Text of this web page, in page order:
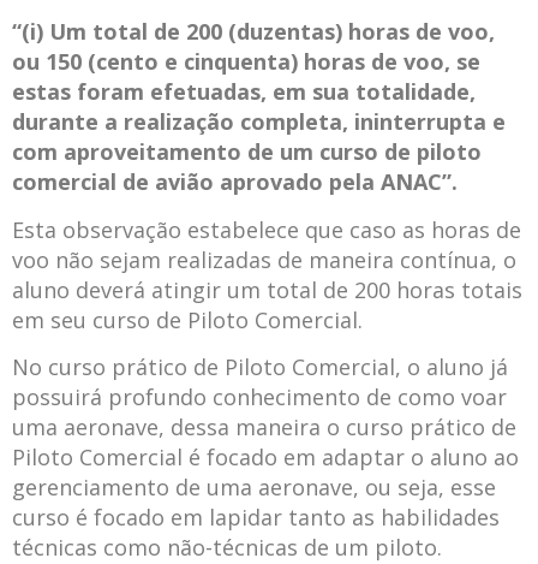
“(i) Um total de 200 (duzentas) horas de voo,
ou 150 (cento e cinquenta) horas de voo, se
estas foram efetuadas, em sua totalidade,
durante a realização completa, ininterrupta e
com aproveitamento de um curso de piloto
comercial de avião aprovado pela ANAC”.
Esta observação estabelece que caso as horas de
voo não sejam realizadas de maneira contínua, o
aluno deverá atingir um total de 200 horas totais
em seu curso de Piloto Comercial.
No curso prático de Piloto Comercial, o aluno já
possuirá profundo conhecimento de como voar
uma aeronave, dessa maneira o curso prático de
Piloto Comercial é focado em adaptar o aluno ao
gerenciamento de uma aeronave, ou seja, esse
curso é focado em lapidar tanto as habilidades
técnicas como não-técnicas de um piloto.